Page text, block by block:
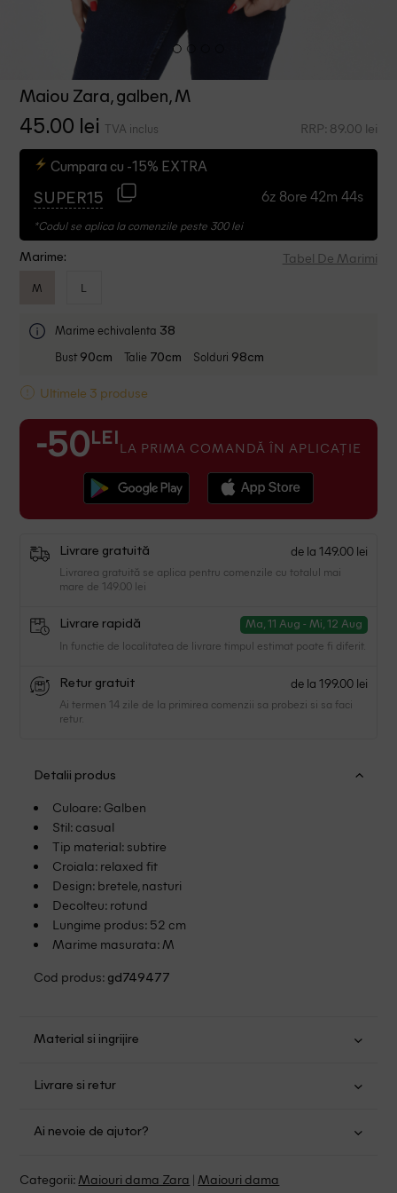
Maiou Zara, galben, M
45.00 lei TVA inclus RRP: 89.00 lei
Cumpara cu -15% EXTRA
SUPER15 6z 8ore 42m 43s
*Codul se aplica la comenzile peste 300 lei
Marime: Tabel De Marimi
M L
Marime echivalenta 38
Bust 90cm Talie 70cm Solduri 98cm
Ultimele 3 produse
-50 LEI LA PRIMA COMANDĂ ÎN APLICAȚIE
Livrare gratuită de la 149.00 lei
Livrarea gratuită se aplica pentru comenzile cu totalul mai
mare de 149.00 lei
Livrare rapidă Ma, 11 Aug - Mi, 12 Aug
In functie de localitatea de livrare timpul estimat poate fi diferit.
Retur gratuit de la 199.00 lei
Ai termen 14 zile de la primirea comenzii sa probezi si sa faci
retur.
Detalii produs
Culoare: Galben
Stil: casual
Tip material: subtire
Croiala: relaxed fit
Design: bretele, nasturi
Decolteu: rotund
Lungime produs: 52 cm
Marime masurata: M
Cod produs: gd749477
Material si ingrijire
Nu folositi inalbitor
Nu uscati in uscator
Fara curatare chimica
Livrare si retur
mare de 149.00 lei.
Ai nevoie de ajutor?
Categorii: Maiouri dama Zara | Maiouri dama